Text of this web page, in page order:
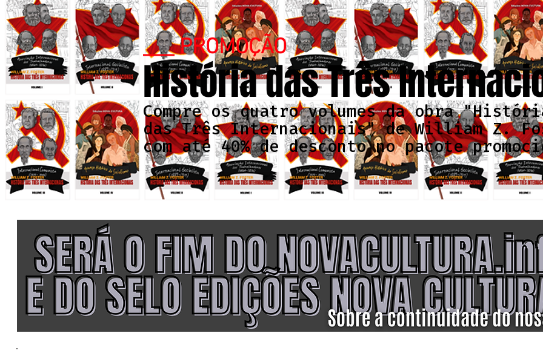
Compre os quatro volumes da obra
das Três Internacionais" de William Z.
com até 40% de desconto no pacote
___ PROMOÇÃO
História das Três